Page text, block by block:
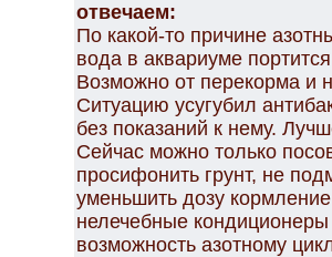
отвечаем:
По какой-то причине
вода в аквариуме
Возможно от перекорма и
Ситуацию усугубил
без показаний к нему.
Сейчас можно только
просифонить грунт, не
уменьшить дозу
нелечебные
возможность азотному